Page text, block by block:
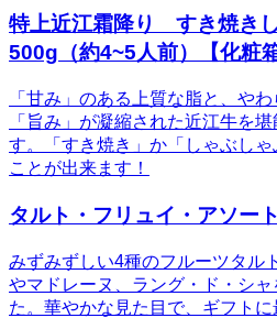
特上近江霜降り すき焼き
500g（約4~5人前）【化粧
「甘み」のある上質な脂と、や
「旨み」が凝縮された近江牛を
す。「すき焼き」か「しゃぶし
ことが出来ます！
タルト・フリュイ・アソー
みずみずしい4種のフルーツタル
やマドレーヌ、ラング・ド・シ
た。華やかな見た目で、ギフトに